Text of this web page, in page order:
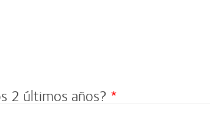
2 últimos años?